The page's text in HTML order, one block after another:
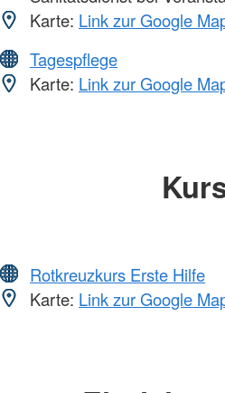
Karte: Link zur Google
Tagespflege
Karte: Link zur Google
Rotkreuzkurs Erste Hilfe
Karte: Link zur Google